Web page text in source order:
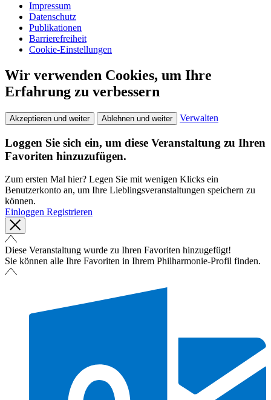
Impressum
Datenschutz
Publikationen
Barrierefreiheit
Cookie-Einstellungen
Wir verwenden Cookies, um Ihre
Erfahrung zu verbessern
Akzeptieren und weiter Ablehnen und weiter Verwalten
Loggen Sie sich ein, um diese Veranstaltung zu Ihren
Favoriten hinzuzufügen.
Zum ersten Mal hier? Legen Sie mit wenigen Klicks ein
Benutzerkonto an, um Ihre Lieblingsveranstaltungen speichern zu
können.
Einloggen Registrieren
Diese Veranstaltung wurde zu Ihren Favoriten hinzugefügt!
Sie können alle Ihre Favoriten in Ihrem Philharmonie-Profil finden.